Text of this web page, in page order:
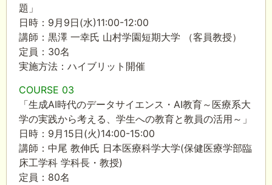
題」
日時：9月 9日(水)11:00-12:00
講師：黒澤 一幸氏 山村学園短期大学 （客員教授）
定員： 30名
実施方法：ハイブリット開催
COURSE 03
「生成AI時代のデータサイエンス・ AI教育～医療系大
学の実践から考える、学生への教育と教員の活用～」
日時：9月 15日(火)14:00-15:00
講師：中尾 教伸氏 日本医療科学大学(保健医療学部臨
床工学科 学科長・教授)
定員： 80名